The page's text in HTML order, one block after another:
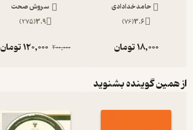
حامد خدادادی
3.6
(
76
)
18,000تومان
سروش صحت
3.9
(
275
)
200,000
120,000تومان
از همین گوینده بشنوید